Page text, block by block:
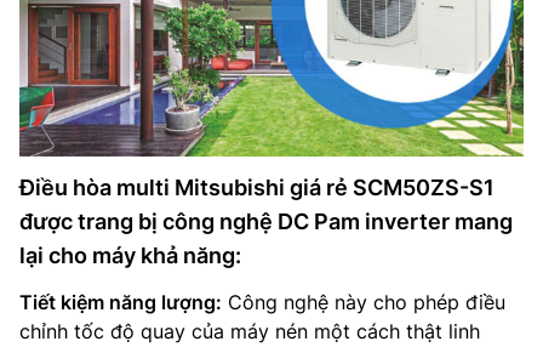
Điều hòa multi Mitsubishi giá rẻ SCM50ZS-S1
được trang bị công nghệ DC Pam inverter mang
lại cho máy khả năng:
Tiết kiệm năng lượng: Công nghệ này cho phép điều
chỉnh tốc độ quay của máy nén một cách thật linh